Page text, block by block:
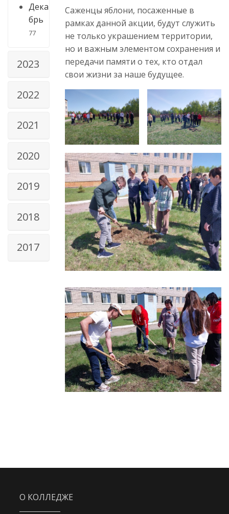
Дека
брь
77
2023
2022
2021
2020
2019
2018
2017
Саженцы яблони, посаженные в
рамках данной акции, будут служить
не только украшением территории,
но и важным элементом сохранения и
передачи памяти о тех, кто отдал
свои жизни за наше будущее.
О КОЛЛЕДЖЕ